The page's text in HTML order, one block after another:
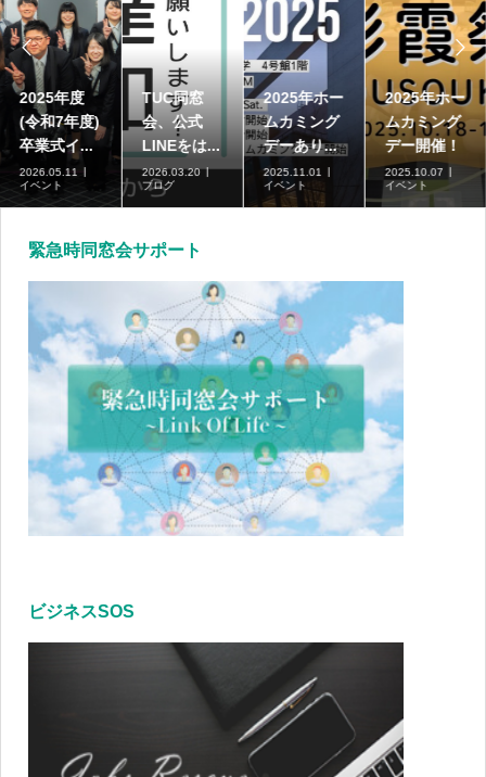

2025年度
(令和7年度)
卒業式イ...
2026.05.11
イベント
TUC同窓
会、公式
LINEをは...
2026.03.20
ブログ
2025年ホー
ムカミング
デーあり...
2025.11.01
イベント
2025年ホー
ムカミング
デー開催！
2025.10.07
イベント

緊急時同窓会サポート
ビジネスSOS